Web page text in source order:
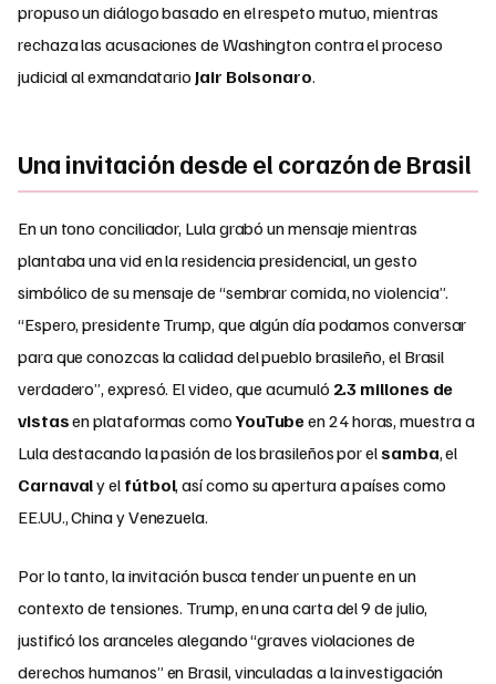
propuso un diálogo basado en el respeto mutuo, mientras
rechaza las acusaciones de Washington contra el proceso
judicial al exmandatario Jair Bolsonaro.
Una invitación desde el corazón de Brasil
En un tono conciliador, Lula grabó un mensaje mientras
plantaba una vid en la residencia presidencial, un gesto
simbólico de su mensaje de “sembrar comida, no violencia”.
“Espero, presidente Trump, que algún día podamos conversar
para que conozcas la calidad del pueblo brasileño, el Brasil
verdadero”, expresó. El video, que acumuló 2.3 millones de
vistasen plataformas como YouTubeen 24 horas, muestra a
Lula destacando la pasión de los brasileños por elsamba, el
Carnavaly el fútbol, así como su apertura a países como
EE.UU., China y Venezuela.
Por lo tanto, la invitación busca tender un puente en un
contexto de tensiones. Trump, en una carta del 9 de julio,
justificó los aranceles alegando “graves violaciones de
derechos humanos” en Brasil, vinculadas a la investigación